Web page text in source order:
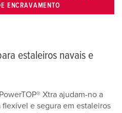
ENCRAVAMENTO
estaleiros navais e
Xtra ajudam-no a
e segura em estaleiros